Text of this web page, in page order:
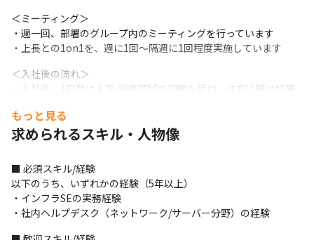
＜ミーティング＞
・週一回、部署のグループ内のミーティングを行っています
・上長との1on1を、週に1回～隔週に1回程度実施しています
＜入社後の流れ＞
・入社後、1日目は人事/総務領域の説明を受け、夕方以降は部署
・配属後、OJT形式で業務を進めていきます
※早ければ、半年程度で独り立ちできます
・三井不動産グループで特に力の入れている分野である、DXの推
進に貢献できるポジションです
・社内のシステム改善やネットワークの構築に携わるので、社員
に対して直接価値を提供でき、やりがいを感じやすいです
・2020年10月1日に三井デザインテック株式会社と三井不動産リ
もっと見る
求められるスキル・人物像
■ 必須スキル/経験
以下のうち、いずれかの経験（5年以上）
・インフラSEの実務経験
・社内ヘルプデスク（ネットワーク/サーバー分野）の経験